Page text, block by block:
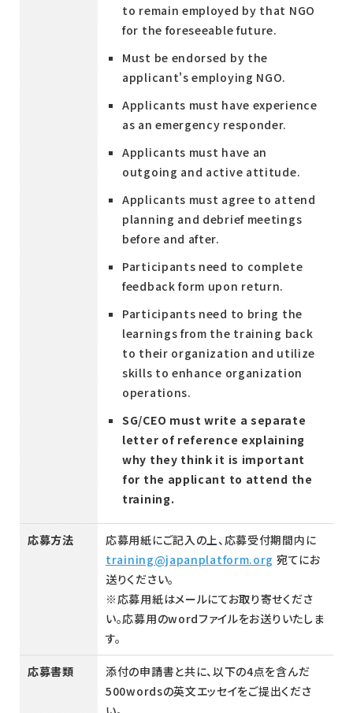
to remain employed by that NGO
for the foreseeable future.
Must be endorsed by the
applicant's employing NGO.
Applicants must have experience
as an emergency responder.
Applicants must have an
outgoing and active attitude.
Applicants must agree to attend
planning and debrief meetings
before and after.
Participants need to complete
feedback form upon return.
Participants need to bring the
learnings from the training back
to their organization and utilize
skills to enhance organization
operations.
SG/CEO must write a separate
letter of reference explaining
why they think it is important
for the applicant to attend the
training.
応募方法
応募用紙にご記入の上、応募受付期間内に
training@japanplatform.org 宛てにお
送りください。
※応募用紙はメールにてお取り寄せくださ
い。応募用のwordファイルをお送りいたしま
す。
応募書類
添付の申請書と共に、以下の4点を含んだ
500wordsの英文エッセイをご提出くださ